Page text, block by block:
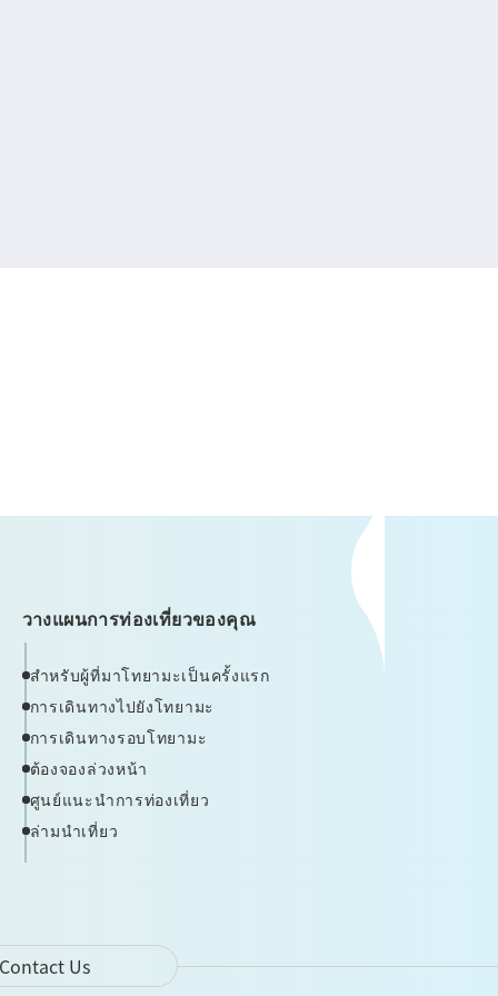
วางแผนการท่องเที่ยวของคุณ
สำหรับผู้ที่มาโทยามะเป็นครั้งแรก
การเดินทางไปยังโทยามะ
การเดินทางรอบโทยามะ
ต้องจองล่วงหน้า
ศูนย์แนะนำการท่องเที่ยว
ล่ามนำเที่ยว
Contact Us